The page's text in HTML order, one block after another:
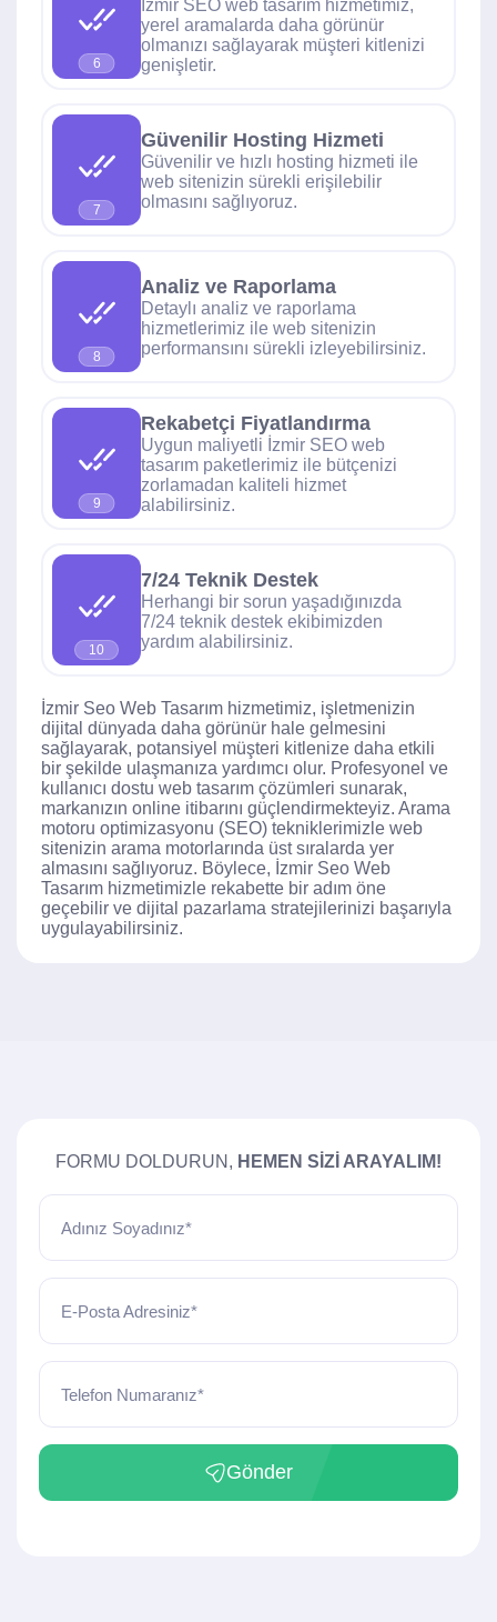
6
İzmir SEO web tasarım hizmetimiz,
yerel aramalarda daha görünür
olmanızı sağlayarak müşteri kitlenizi
genişletir.
7
Güvenilir Hosting Hizmeti
Güvenilir ve hızlı hosting hizmeti ile
web sitenizin sürekli erişilebilir
olmasını sağlıyoruz.
8
Analiz ve Raporlama
Detaylı analiz ve raporlama
hizmetlerimiz ile web sitenizin
performansını sürekli izleyebilirsiniz.
9
Rekabetçi Fiyatlandırma
Uygun maliyetli İzmir SEO web
tasarım paketlerimiz ile bütçenizi
zorlamadan kaliteli hizmet
alabilirsiniz.
10
7/24 Teknik Destek
Herhangi bir sorun yaşadığınızda
7/24 teknik destek ekibimizden
yardım alabilirsiniz.
İzmir Seo Web Tasarım hizmetimiz, işletmenizin
dijital dünyada daha görünür hale gelmesini
sağlayarak, potansiyel müşteri kitlenize daha etkili
bir şekilde ulaşmanıza yardımcı olur. Profesyonel ve
kullanıcı dostu web tasarım çözümleri sunarak,
markanızın online itibarını güçlendirmekteyiz. Arama
motoru optimizasyonu (SEO) tekniklerimizle web
sitenizin arama motorlarında üst sıralarda yer
almasını sağlıyoruz. Böylece, İzmir Seo Web
Tasarım hizmetimizle rekabette bir adım öne
geçebilir ve dijital pazarlama stratejilerinizi başarıyla
uygulayabilirsiniz.
FORMU DOLDURUN, HEMEN SIZI ARAYALIM!
Adınız Soyadınız*
E-Posta Adresiniz*
Telefon Numaranız*
Gönder